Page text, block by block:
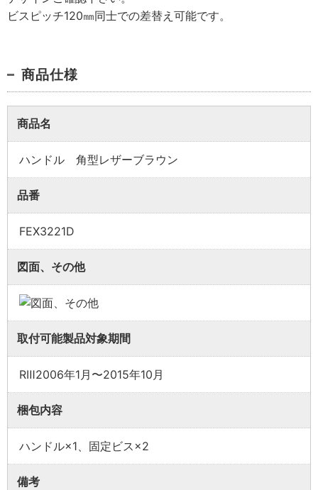
ビスピッチ120㎜同士での差替え可能です。
商品仕様
商品名
ハンドル 角型レザーブラウン
品番
FEX3221D
図面、その他
取付可能製品対象期間
RⅢ2006年1月〜2015年10月
梱包内容
ハンドル×1、固定ビス×2
備考
業者様向け商品とは
取付方法説明書や埋木などの同梱品が付属してい
ない商品です。
同梱品が必要な場合は、「※業者様向け」と記載の
ない商品をご購入ください。